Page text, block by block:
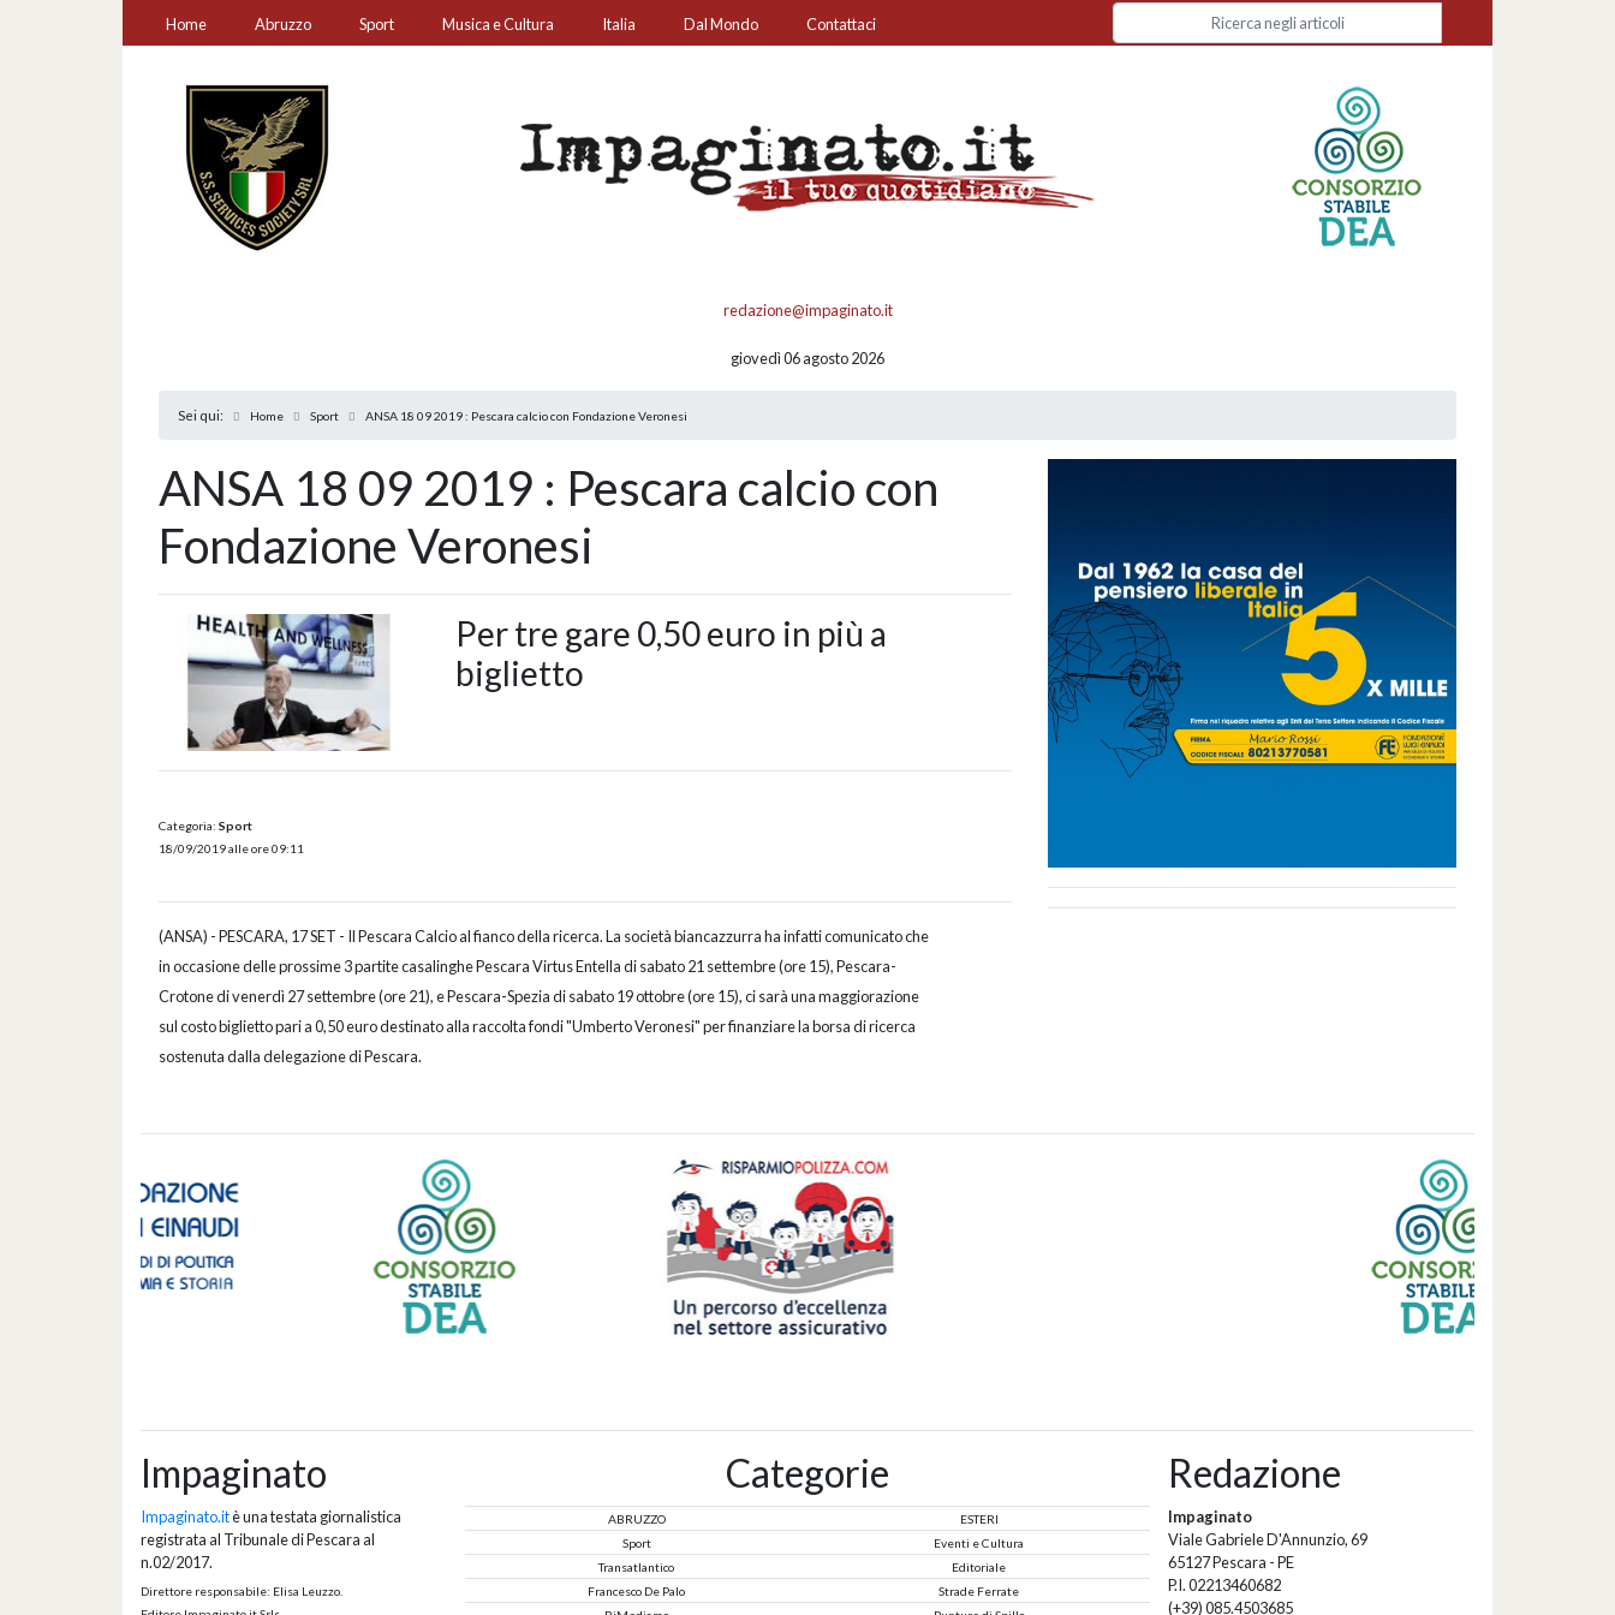
Home Abruzzo Sport Musica e Cultura Italia Dal Mondo Contattaci
redazione@impaginato.it
giovedì 06 agosto 2026
Sei qui: Home Sport ANSA 18 09 2019 : Pescara calcio con Fondazione Veronesi
ANSA 18 09 2019 : Pescara calcio con
Fondazione Veronesi
Per tre gare 0,50 euro in più a
biglietto
Categoria: Sport
18/09/2019 alle ore 09:11
(ANSA) - PESCARA, 17 SET - Il Pescara Calcio al fianco della ricerca. La società biancazzurra ha infatti comunicato che
in occasione delle prossime 3 partite casalinghe Pescara Virtus Entella di sabato 21 settembre (ore 15), Pescara-
Crotone di venerdì 27 settembre (ore 21), e Pescara-Spezia di sabato 19 ottobre (ore 15), ci sarà una maggiorazione
sul costo biglietto pari a 0,50 euro destinato alla raccolta fondi "Umberto Veronesi" per finanziare la borsa di ricerca
sostenuta dalla delegazione di Pescara.
Impaginato
Impaginato.itè una testata giornalistica
registrata al Tribunale di Pescara al
n.02/2017.
Direttore responsabile: Elisa Leuzzo.
Categorie
ABRUZZO
ESTERI
Sport
Eventi e Cultura
Transatlantico
Editoriale
Francesco De Palo
Strade Ferrate
Redazione
Impaginato
Viale Gabriele D'Annunzio, 69
65127 Pescara - PE
P.I. 02213460682
(+39) 085.4503685